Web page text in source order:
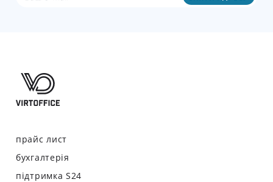
прайс лист
бухгалтерія
підтримка S24